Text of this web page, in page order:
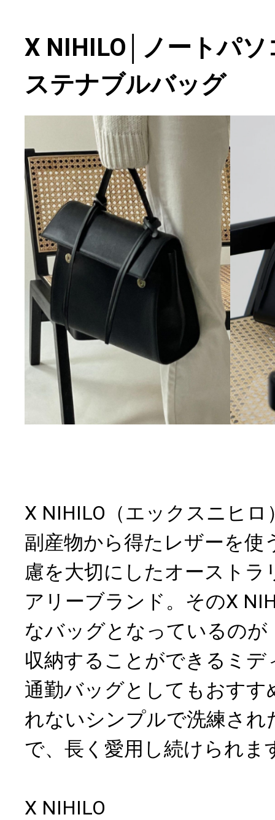
X NIHILO│ノートパ
ステナブルバッグ
X NIHILO（エックスニヒ
副産物から得たレザーを使
慮を大切にしたオーストラ
アリーブランド。そのX
なバッグとなっているのが
収納することができるミ
通勤バッグとしてもおすす
れないシンプルで洗練され
で、長く愛用し続けられま
X NIHILO